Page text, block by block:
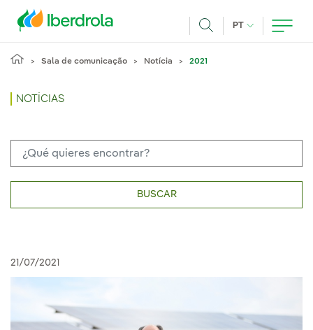
PT IDIOMA ATUAL,
Sala de comunicação Notícia 2021
NOTÍCIAS
BUSCAR
21/07/2021